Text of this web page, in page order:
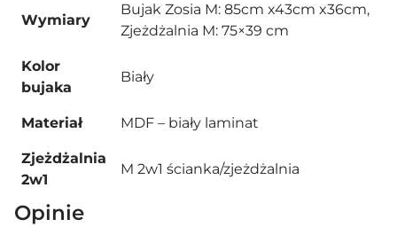
Wymiary
Bujak Zosia M: 85cm x43cm x36cm,
Zjeżdżalnia M: 75×39 cm
Kolor
bujaka
Biały
Materiał MDF – biały laminat
Zjeżdżalnia
2w1
M 2w1 ścianka/zjeżdżalnia
Opinie